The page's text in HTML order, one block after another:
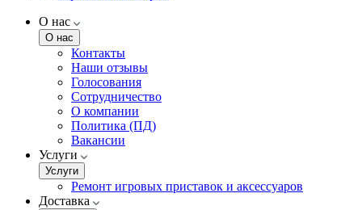
О нас
О нас
Контакты
Наши отзывы
Голосования
Сотрудничество
О компании
Политика (ПД)
Вакансии
Услуги
Услуги
Ремонт игровых приставок и аксессуаров
Доставка